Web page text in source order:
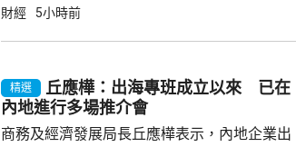
使用，相信會有更多人來港申請專利，活躍本
產出獨角獸企業，必須依賴其他市場，例如大
灣區，及解決專利權方面弱點。盧煜明表示，
中大亦將把握北都帶來的機遇，已向政府提...
財經 5小時前
精選
丘應樺：出海專班成立以來 已在
內地進行多場推介會
商務及經濟發展局長丘應樺表示，內地企業出